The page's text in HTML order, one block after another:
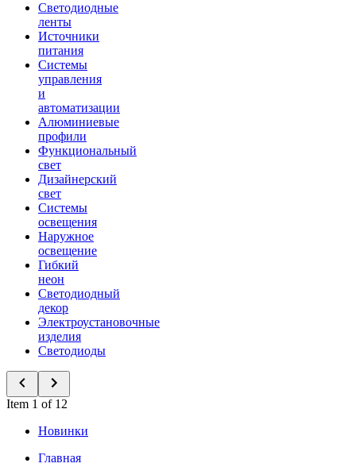
Светодиодные
ленты
Источники
питания
Системы
управления
и
автоматизации
Алюминиевые
профили
Функциональный
свет
Дизайнерский
свет
Системы
освещения
Наружное
освещение
Гибкий
неон
Светодиодный
декор
Электроустановочные
изделия
Светодиоды
Item 1 of 12
Новинки
Главная